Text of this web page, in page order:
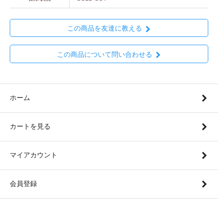
この商品を友達に教える
この商品について問い合わせる
ホーム
カートを見る
マイアカウント
会員登録